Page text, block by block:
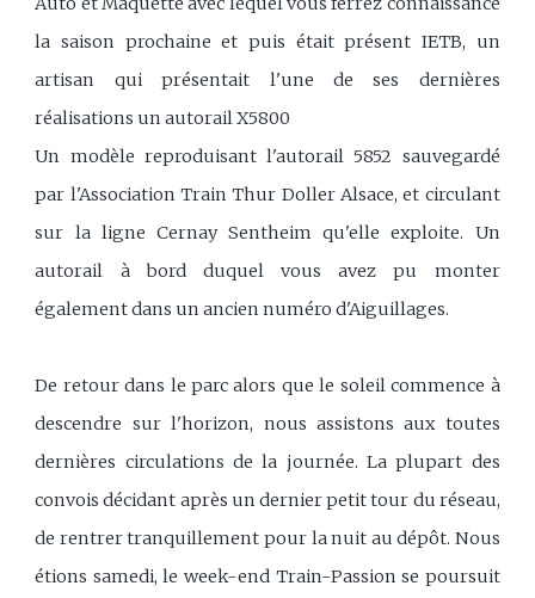
la saison prochaine et puis était présent IETB, un
artisan qui présentait l'une de ses dernières
réalisations un autorail X5800
Un modèle reproduisant l'autorail 5852 sauvegardé
par l'Association Train Thur Doller Alsace, et circulant
sur la ligne Cernay Sentheim qu'elle exploite. Un
autorail à bord duquel vous avez pu monter
également dans un ancien numéro d'Aiguillages.
De retour dans le parc alors que le soleil commence à
descendre sur l'horizon, nous assistons aux toutes
dernières circulations de la journée. La plupart des
convois décidant après un dernier petit tour du réseau,
de rentrer tranquillement pour la nuit au dépôt. Nous
étions samedi, le week-end Train-Passion se poursuit